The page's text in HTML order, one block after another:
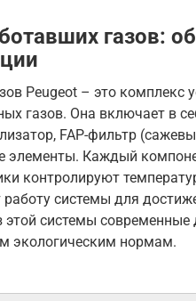
газов:
Peugeot – это комплекс
газов. Она включает в
FAP-фильтр
элементы. Каждый
контролируют
системы для
системы современные
экологическим нормам.